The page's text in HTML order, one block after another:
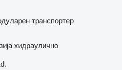
транспортер
хидраулично